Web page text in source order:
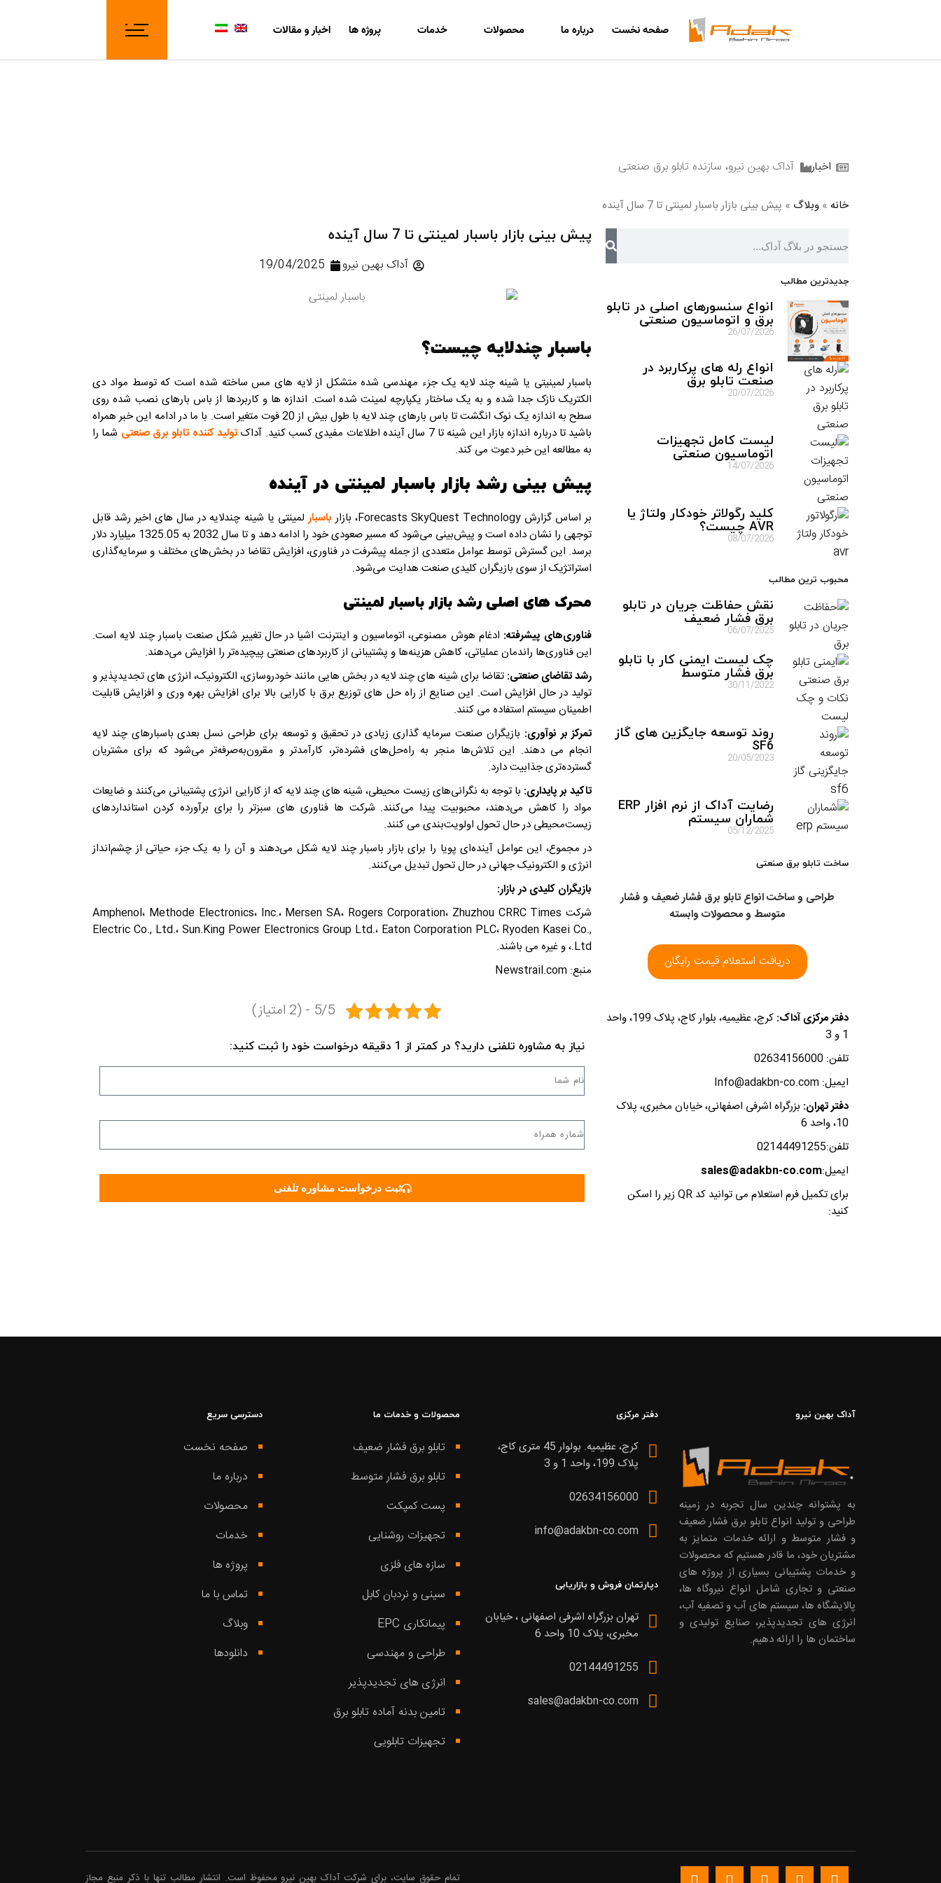
صفحه نخست درباره ما
درخواست نمایندگی
محصولات خدمات پروژه ها اخبار و مقالات
درباره آداک
اخبار آداک بهین نیرو، سازنده تابلو برق صنعتی
خانه » وبلاگ » پیش بینی بازار باسبار لمینتی تا 7 سال آینده
جدیدترین مطالب
انواع سنسورهای اصلی در تابلو
برق و اتوماسیون صنعتی
26/07/2026
انواع رله های پرکاربرد در
صنعت تابلو برق
20/07/2026
لیست کامل تجهیزات
اتوماسیون صنعتی
14/07/2026
کلید رگولاتر خودکار ولتاژ یا
AVR چیست؟
08/07/2026
محبوب ترین مطالب
نقش حفاظت جریان در تابلو
برق فشار ضعیف
06/07/2025
چک لیست ایمنی کار با تابلو
برق فشار متوسط
30/11/2022
روند توسعه جایگزین های گاز
SF6
20/05/2023
رضایت آداک از نرم افزار ERP
شماران سیستم
05/12/2025
ساخت تابلو برق صنعتی
طراحی و ساخت انواع تابلو برق فشار ضعیف و فشار
متوسط و محصولات وابسته
دریافت استعلام قیمت رایگان
دفتر مرکزی آداک:
کرج، عظیمیه، بلوار کاج، پلاک 199، واحد
1 و 3
تلفن: 02634156000
ایمیل: Info@adakbn-co.com
دفتر تهران: بزرگراه اشرفی اصفهانی، خیابان مخبری، پلاک
10، واحد 6
تلفن:02144491255
ایمیل:sales@adakbn-co.com
برای تکمیل فرم استعلام می توانید کد QR زیر را اسکن
کنید:
پیش بینی بازار باسبار لمینتی تا 7 سال آینده
آداک بهین نیرو 19/04/2025
باسبار چندلایه چیست؟
باسبار لمینیتی یا شینه چند لایه یک جزء مهندسی شده متشکل از لایه های مس ساخته شده است که توسط مواد دی
الکتریک نازک جدا شده و به یک ساختار یکپارچه لمینت شده است. اندازه ها و کاربردها از باس بارهای نصب شده روی
سطح به اندازه یک نوک انگشت تا باس بارهای چند لایه با طول بیش از 20 فوت متغیر است. با ما در ادامه این خبر همراه
باشید تا درباره اندازه بازار این شینه تا 7 سال آینده اطلاعات مفیدی کسب کنید. آداک
تولید کننده تابلو برق صنعتی شما را
به مطالعه این خبر دعوت می کند.
پیش بینی رشد بازار باسبار لمینتی در آینده
بر اساس گزارش Forecasts SkyQuest Technology، بازار باسبارلمینتی یا شینه چندلایه در سال‌ های اخیر رشد قابل‌
توجهی را نشان داده است و پیش‌بینی می‌شود که مسیر صعودی خود را ادامه دهد و تا سال 2032 به 1325.05 میلیارد دلار
برسد. این گسترش توسط عوامل متعددی از جمله پیشرفت در فناوری، افزایش تقاضا در بخش‌های مختلف و سرمایه‌گذاری
استراتژیک از سوی بازیگران کلیدی صنعت هدایت می‌شود.
محرک های اصلی رشد بازار باسبار لمینتی
فناوری‌های پیشرفته: ادغام هوش مصنوعی، اتوماسیون و اینترنت اشیا در حال تغییر شکل صنعت باسبار چند لایه است.
این فناوری‌ها راندمان عملیاتی، کاهش هزینه‌ها و پشتیبانی از کاربردهای صنعتی پیچیده‌تر را افزایش می‌دهند.
رشد تقاضای صنعتی: تقاضا برای شینه های چند لایه در بخش هایی مانند خودروسازی، الکترونیک، انرژی های تجدیدپذیر و
تولید در حال افزایش است. این صنایع از راه حل های توزیع برق با کارایی بالا برای افزایش بهره وری و افزایش قابلیت
اطمینان سیستم استفاده می کنند.
تمرکز بر نوآوری: بازیگران صنعت سرمایه گذاری زیادی در تحقیق و توسعه برای طراحی نسل بعدی باسبارهای چند لایه
انجام می دهند. این تلاش‌ها منجر به راه‌حل‌های فشرده‌تر، کارآمدتر و مقرون‌به‌صرفه‌تر می‌شود که برای مشتریان
گسترده‌تری جذابیت دارد.
تاکید بر پایداری: با توجه به نگرانی‌های زیست‌ محیطی، شینه های چند لایه که از کارایی انرژی پشتیبانی می‌کنند و ضایعات
مواد را کاهش می‌دهند، محبوبیت پیدا می‌کنند. شرکت‌ ها فناوری‌ های سبزتر را برای برآورده کردن استانداردهای
زیست‌محیطی در حال تحول اولویت‌بندی می‌ کنند.
در مجموع، این عوامل آینده‌ای پویا را برای بازار باسبار چند لایه شکل می‌دهند و آن را به یک جزء حیاتی از چشم‌انداز
انرژی و الکترونیک جهانی در حال تحول تبدیل می‌کنند.
بازیگران کلیدی در بازار:
شرکت Amphenol، Methode Electronics، Inc.، Mersen SA، Rogers Corporation، Zhuzhou CRRC Times
Electric Co., Ltd.، Sun.King Power Electronics Group Ltd.، Eaton Corporation PLC، Ryoden Kasei Co.,
Ltd.، و غیره می باشند.
منبع: Newstrail.com
5/5 - (2 امتیاز)
نیاز به مشاوره تلفنی دارید؟ در کمتر از 1 دقیقه درخواست خود را ثبت کنید:
ثبت درخواست مشاوره تلفنی
دسترسی سریع
صفحه نخست
درباره ما
محصولات
خدمات
پروژه ها
تماس با ما
وبلاگ
دانلودها
محصولات و خدمات ما
تابلو برق فشار ضعیف
تابلو برق فشار متوسط
پست کمپکت
تجهیزات روشنایی
سازه های فلزی
سینی و نردبان کابل
پیمانکاری EPC
طراحی و مهندسی
انرژی های تجدیدپذیر
تامین بدنه آماده تابلو برق
تجهیزات تابلویی
دفتر مرکزی
کرج، عظیمیه. بولوار 45 متری کاج،
پلاک 199، واحد 1 و 3
02634156000
info@adakbn-co.com
دپارتمان فروش و بازاریابی
تهران بزرگراه اشرفی اصفهانی ، خیابان
مخبری، پلاک 10 واحد 6
02144491255
sales@adakbn-co.com
آداک بهین نیرو
به پشتوانه چندین سال تجربه در زمینه
طراحی و تولید انواع تابلو برق فشار ضعیف
و فشار متوسط و ارائه خدمات متمایز به
مشتریان خود، ما قادر هستیم که محصولات
و خدمات پشتیبانی بسیاری از پروژه های
صنعتی و تجاری شامل انواع نیروگاه ها،
پالایشگاه ها، سیستم های آب و تصفیه آب،
انرژی های تجدیدپذیر، صنایع تولیدی و
ساختمان ها را ارائه دهیم.
تمام حقوق سایت، برای شرکت آداک بهین نیرو محفوظ است. انتشار مطالب تنها با ذکر منبع مجاز